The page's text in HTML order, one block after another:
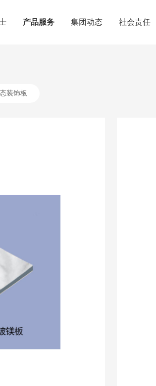
产品服务 集团动态 社会责任
装饰板